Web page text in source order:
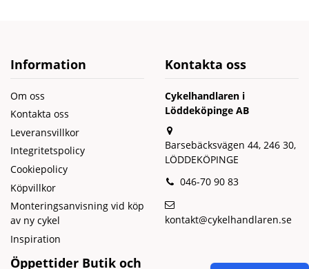
Information
Om oss
Kontakta oss
Leveransvillkor
Integritetspolicy
Cookiepolicy
Köpvillkor
Monteringsanvisning vid köp
av ny cykel
Inspiration
Kontakta oss
Cykelhandlaren i
Löddeköpinge AB
Barsebäcksvägen 44, 246 30,
LÖDDEKÖPINGE
046-70 90 83
kontakt@cykelhandlaren.se
Öppettider Butik och